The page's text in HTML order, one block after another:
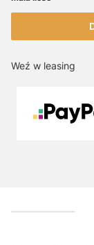
Weź w leasing